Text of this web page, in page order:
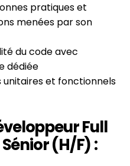
pratiques et
menées par son
du code avec
dédiée
et fonctionnels
Full
(H/F) :